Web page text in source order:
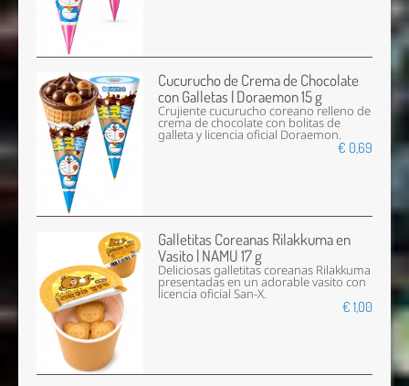
Cucurucho de Crema de Chocolate
con Galletas | Doraemon 15 g
Crujiente cucurucho coreano relleno de
crema de chocolate con bolitas de
galleta y licencia oficial Doraemon.
€ 0,69
Galletitas Coreanas Rilakkuma en
Vasito | NAMU 17 g
Deliciosas galletitas coreanas Rilakkuma
presentadas en un adorable vasito con
licencia oficial San-X.
€ 1,00